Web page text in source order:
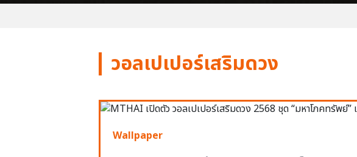
วอลเปเปอร์เสริมดวง
Wallpaper